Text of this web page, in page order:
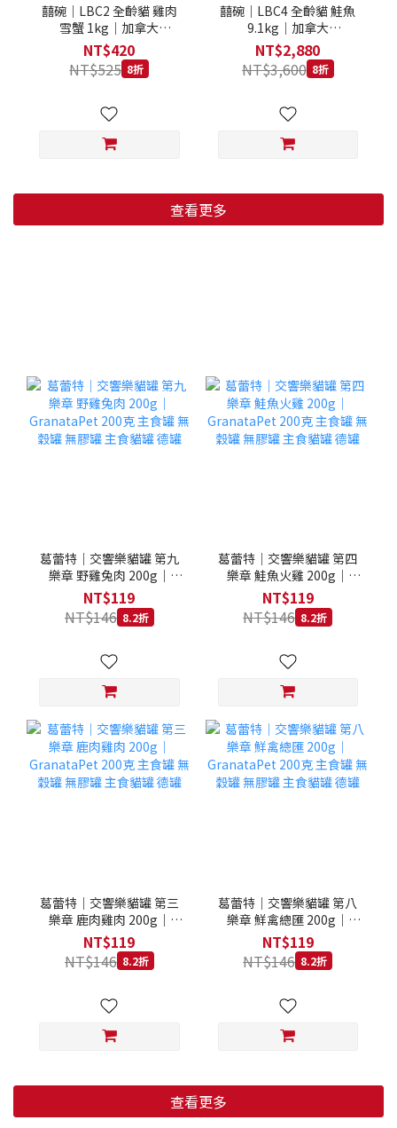
囍碗｜LBC2 全齡貓 雞肉
雪蟹 1kg｜加拿大
Loveabowl 天然無穀糧 1
公斤 成貓 無穀貓飼料
NT$420
NT$525 8折
囍碗｜LBC4 全齡貓 鮭魚
9.1kg｜加拿大
Loveabowl 天然無穀糧
9.1公斤 成貓 無穀貓飼料
NT$2,880
NT$3,600 8折
查看更多
葛蕾特｜交響樂貓罐 第九
樂章 野雞兔肉 200g｜
GranataPet 200克 主食罐
無穀罐 無膠罐 主食貓罐 德
罐
NT$119
NT$146 8.2折
葛蕾特｜交響樂貓罐 第四
樂章 鮭魚火雞 200g｜
GranataPet 200克 主食罐
無穀罐 無膠罐 主食貓罐 德
罐
NT$119
NT$146 8.2折
葛蕾特｜交響樂貓罐 第三
樂章 鹿肉雞肉 200g｜
GranataPet 200克 主食罐
無穀罐 無膠罐 主食貓罐 德
罐
NT$119
NT$146 8.2折
葛蕾特｜交響樂貓罐 第八
樂章 鮮禽總匯 200g｜
GranataPet 200克 主食罐
無穀罐 無膠罐 主食貓罐 德
罐
NT$119
NT$146 8.2折
查看更多